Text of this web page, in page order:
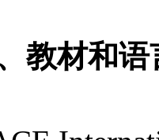
教材和语